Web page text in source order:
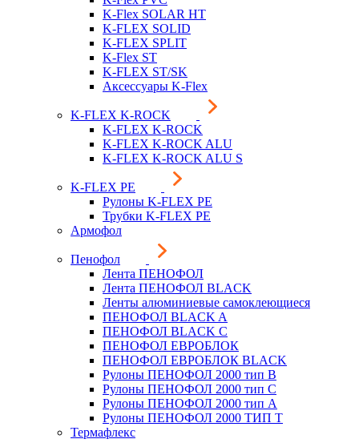
K-Flex SOLAR HT
K-FLEX SOLID
K-FLEX SPLIT
K-Flex ST
K-FLEX ST/SK
Аксессуары K-Flex
K-FLEX K-ROCK
K-FLEX K-ROCK
K-FLEX K-ROCK ALU
K-FLEX K-ROCK ALU S
K-FLEX PE
Рулоны K-FLEX PE
Трубки K-FLEX PE
Армофол
Пенофол
Лента ПЕНОФОЛ
Лента ПЕНОФОЛ BLACK
Ленты алюминиевые самоклеющиеся
ПЕНОФОЛ BLACK A
ПЕНОФОЛ BLACK С
ПЕНОФОЛ ЕВРОБЛОК
ПЕНОФОЛ ЕВРОБЛОК BLACK
Рулоны ПЕНОФОЛ 2000 тип B
Рулоны ПЕНОФОЛ 2000 тип C
Рулоны ПЕНОФОЛ 2000 тип А
Рулоны ПЕНОФОЛ 2000 ТИП Т
Термафлекс